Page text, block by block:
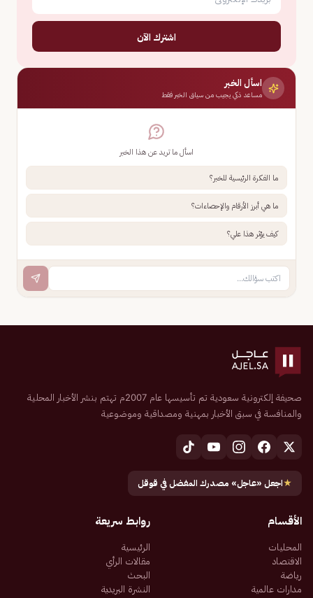
اشترك الآن
اسأل الخبر
مساعد ذكي يجيب من سياق الخبر فقط
اسأل ما تريد عن هذا الخبر
ما الفكرة الرئيسية للخبر؟
ما هي أبرز الأرقام والإحصاءات؟
كيف يؤثر هذا علي؟
صحيفة إلكترونية سعودية تم تأسيسها عام 2007م تهتم بنشر الأخبار المحلية
والمنافسة في سبق الأخبار بمهنية ومصداقية وموضوعية
★اجعل «عاجل» مصدرك المفضل في قوقل
الأقسام
المحليات
الاقتصاد
رياضة
مدارات عالمية
روابط سريعة
الرئيسية
مقالات الرأي
البحث
النشرة البريدية